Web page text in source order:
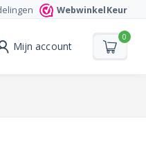
WebwinkelKeur
Mijn account
0